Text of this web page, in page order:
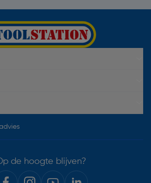
de hoogte blijven?